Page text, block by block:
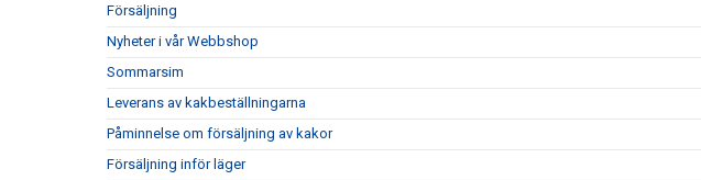
Försäljning
Nyheter i vår Webbshop
Sommarsim
Leverans av kakbeställningarna
Påminnelse om försäljning av kakor
Försäljning inför läger